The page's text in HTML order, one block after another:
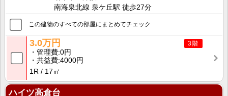
南海泉北線 泉ケ丘駅 徒歩27分
この建物のすべての部屋にまとめてチェック
3階
3.0万円
管理費 0円
共益費 4000円
1R
17㎡
ハイツ高倉台